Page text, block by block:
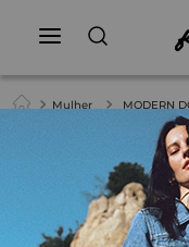
Mulher MODERN
MODERN DOJO